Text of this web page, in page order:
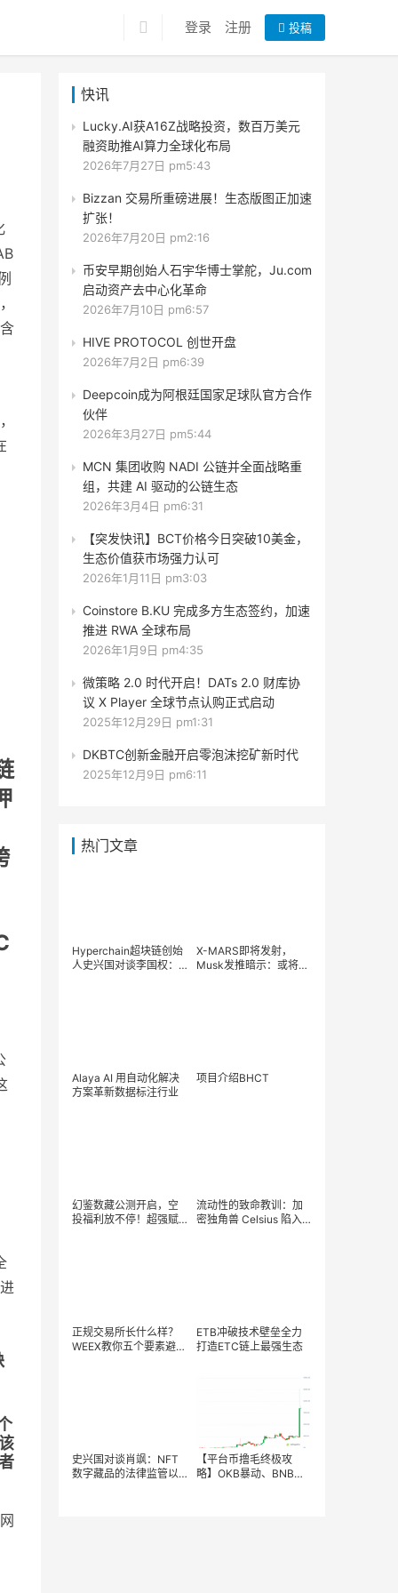
登录 注册 投稿
快讯
Lucky.AI获A16Z战略投资，数百万美元
融资助推AI算力全球化布局
2026年7月27日 pm5:43
Bizzan 交易所重磅进展！生态版图正加速
扩张！
2026年7月20日 pm2:16
币安早期创始人石宇华博士掌舵，Ju.com
启动资产去中心化革命
2026年7月10日 pm6:57
HIVE PROTOCOL 创世开盘
2026年7月2日 pm6:39
Deepcoin成为阿根廷国家足球队官方合作
伙伴
2026年3月27日 pm5:44
MCN 集团收购 NADI 公链并全面战略重
组，共建 AI 驱动的公链生态
2026年3月4日 pm6:31
【突发快讯】BCT价格今日突破10美金，
生态价值获市场强力认可
2026年1月11日 pm3:03
Coinstore B.KU 完成多方生态签约，加速
推进 RWA 全球布局
2026年1月9日 pm4:35
微策略 2.0 时代开启！DATs 2.0 财库协
议 X Player 全球节点认购正式启动
2025年12月29日 pm1:31
DKBTC创新金融开启零泡沫挖矿新时代
2025年12月9日 pm6:11
热门文章
Hyperchain超块链创始
人史兴国对谈李国权：
X-MARS即将发射，
Musk发推暗示：或将取
Alaya AI 用自动化解决
方案革新数据标注行业
项目介绍BHCT
幻鉴数藏公测开启，空
投福利放不停！超强赋
流动性的致命教训：加
密独角兽 Celsius 陷入
正规交易所长什么样？
WEEX教你五个要素避开
ETB冲破技术壁垒全力
打造ETC链上最强生态
史兴国对谈肖飒：NFT
数字藏品的法律监管以
【平台币撸毛终极攻
略】OKB暴动、BNB稳